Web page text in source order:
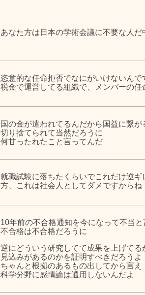
あなた方は日本の学術会議に不要な人だ
恣意的な任命拒否でなにがいけないんで
税金で運営してる組織で、メンバーの
国の金が遣われてるんだから国益に繋
切り捨てられて当然だろうに
何甘ったれたこと言ってんだ
就職試験に落ちたくらいでこれだけ逆
方、これは社会人としてダメですからね
10年前の不合格通知を今になって不当と
不合格は不合格だろうに
逆にどういう研究してて成果を上げてる
見込みがあるのかを証明すべきだろうよ
ちゃんと根拠のあるもの出してから言え
科学分野に感情論は通用しないんだよ